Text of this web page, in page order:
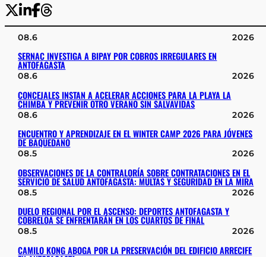
08.6 2026
SERNAC INVESTIGA A BIPAY POR COBROS IRREGULARES EN
ANTOFAGASTA
08.6 2026
CONCEJALES INSTAN A ACELERAR ACCIONES PARA LA PLAYA LA
CHIMBA Y PREVENIR OTRO VERANO SIN SALVAVIDAS
08.6 2026
ENCUENTRO Y APRENDIZAJE EN EL WINTER CAMP 2026 PARA JÓVENES
DE BAQUEDANO
08.5 2026
OBSERVACIONES DE LA CONTRALORÍA SOBRE CONTRATACIONES EN EL
SERVICIO DE SALUD ANTOFAGASTA: MULTAS Y SEGURIDAD EN LA MIRA
08.5 2026
DUELO REGIONAL POR EL ASCENSO: DEPORTES ANTOFAGASTA Y
COBRELOA SE ENFRENTARÁN EN LOS CUARTOS DE FINAL
08.5 2026
CAMILO KONG ABOGA POR LA PRESERVACIÓN DEL EDIFICIO ARRECIFE